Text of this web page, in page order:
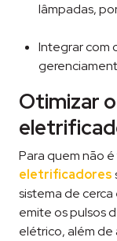
lâmpadas,
Integrar com
Otimizar
Para quem não
eletrificadores
sistema de
emite os pulsos
elétrico, além de